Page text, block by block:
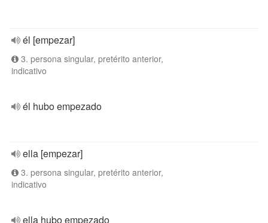
él [empezar]
3. persona singular, pretérito anterior,
indicativo
él hubo empezado
ella [empezar]
3. persona singular, pretérito anterior,
indicativo
ella hubo empezado